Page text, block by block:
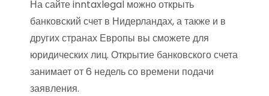
На сайте inntaxlegal можно открыть
банковский счет в Нидерландах, а также и в
других странах Европы вы сможете для
юридических лиц. Открытие банковского счета
занимает от 6 недель со времени подачи
заявления.